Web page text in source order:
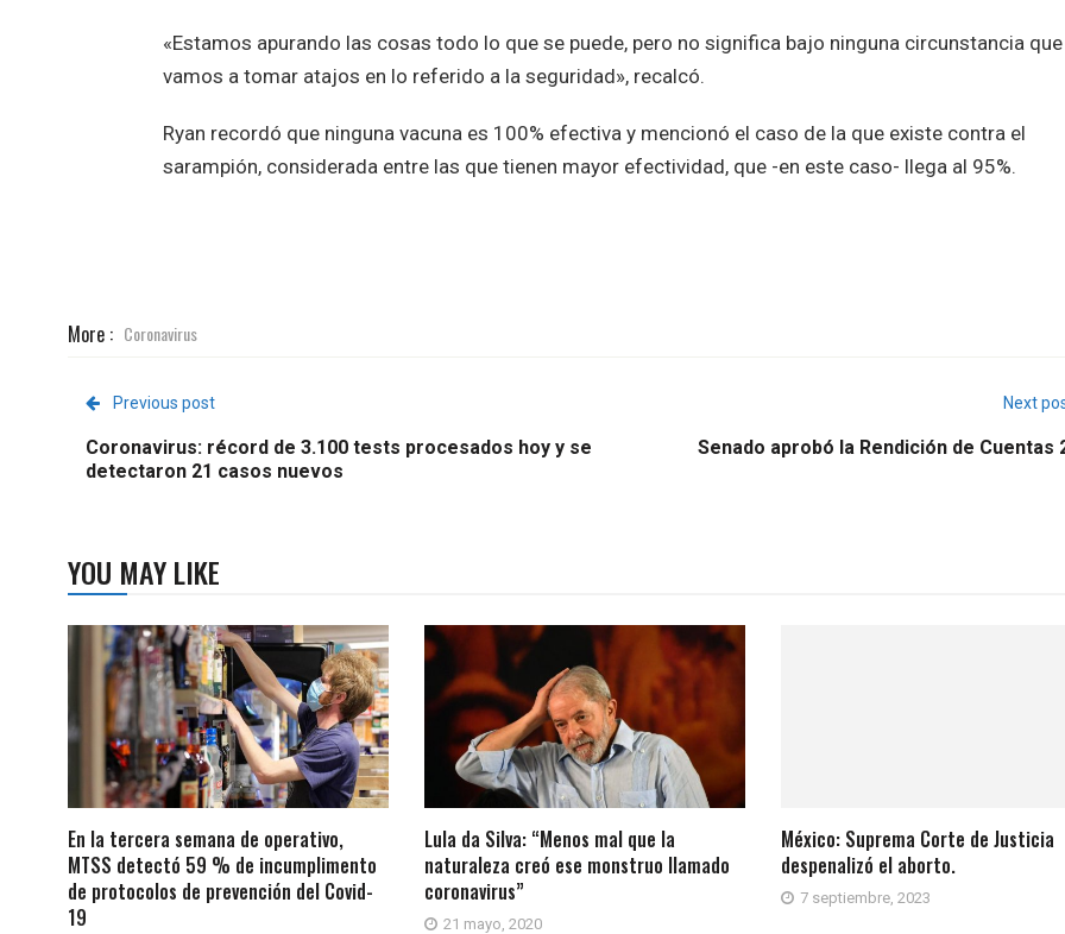
«Estamos apurando las cosas todo lo que se puede, pero no significa bajo ninguna circunstancia que
vamos a tomar atajos en lo referido a la seguridad», recalcó.
Ryan recordó que ninguna vacuna es 100% efectiva y mencionó el caso de la que existe contra el
sarampión, considerada entre las que tienen mayor efectividad, que -en este caso- llega al 95%.
More : Coronavirus
Previous post
Coronavirus: récord de 3.100 tests procesados hoy y se
detectaron 21 casos nuevos
Next
Senado aprobó la Rendición de Cuentas
YOU MAY LIKE
En la tercera semana de operativo,
MTSS detectó 59 % de incumplimento
de protocolos de prevención del Covid-
19
Lula da Silva: “Menos mal que la
naturaleza creó ese monstruo llamado
coronavirus”
21 mayo, 2020
México: Suprema Corte de Justicia
despenalizó el aborto.
7 septiembre, 2023